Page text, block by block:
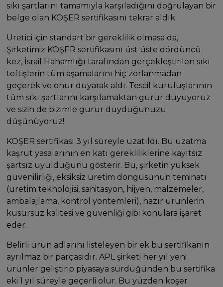
sıkı şartlarını tamamıyla karşıladığını doğrulayan bir
belge olan KOŞER sertifikasını tekrar aldık.
Üretici için standart bir gereklilik olmasa da,
Şirketimiz KOŞER sertifikasını üst üste dördüncü
kez, İsrail Hahamlığı tarafından gerçekleştirilen sıkı
teftişlerin tüm aşamalarını hiç zorlanmadan
geçerek ve onur duyarak aldı. Tescil kuruluşlarının
tüm sıkı şartlarını karşılamaktan gurur duyuyoruz
ve sizin de bizimle gurur duyduğunuzu
düşünüyoruz!
KOŞER sertifikası 3 yıl süreyle uzatıldı. Bu uzatma
kaşrut yasalarının en katı gerekliliklerine kayıtsız
şartsız uyulduğunu gösterir. Bu, şirketin yüksek
güvenilirliği, eksiksiz üretim döngüsünün teminatı
(üretim teknolojisi, sanitasyon, hijyen, malzemeler,
ambalajlama, kontrol yöntemleri), hazır ürünlerin
kusursuz kalitesi ve güvenliği gibi konulara işaret
eder.
Belirli ürün adlarını listeleyen bir ek bu sertifikanın
ayrılmaz bir parçasıdır. APL şirketi her yıl yeni
ürünler geliştirip piyasaya sürdüğünden bu sertifika
eki 1 yıl süreyle geçerli olur. Bu yüzden koşer